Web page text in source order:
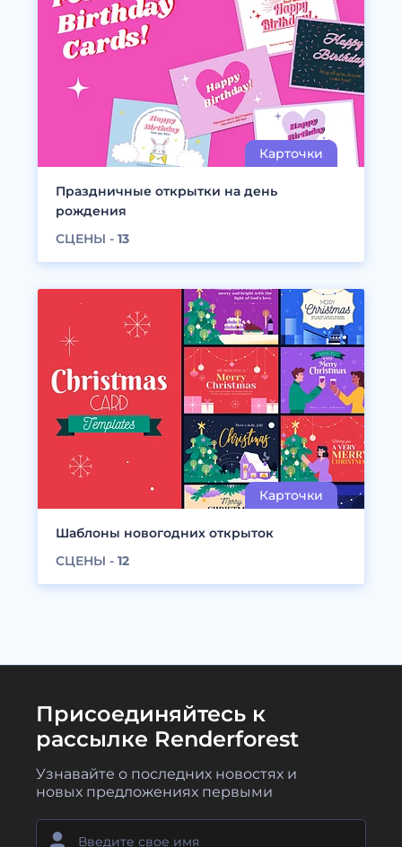
Праздничные открытки на день
рождения
СЦЕНЫ - 13
Шаблоны новогодних открыток
СЦЕНЫ - 12
Присоединяйтесь к
рассылке Renderforest
Узнавайте о последних новостях и
новых предложениях первыми